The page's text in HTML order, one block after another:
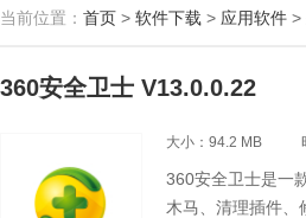
当前位置： 首页 > 软件下载 > 应用软件 >
360安全卫士 V13.0.0.22
大小：94.2 MB
360安全卫士是一
木马、清理插件、